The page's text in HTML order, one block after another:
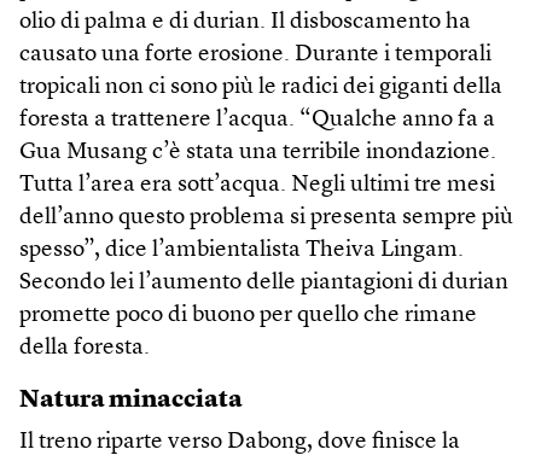
olio di palma e di durian. Il disboscamento ha
causato una forte erosione. Durante i temporali
tropicali non ci sono più le radici dei giganti della
foresta a trattenere l’acqua. “Qualche anno fa a
Gua Musang c’è stata una terribile inondazione.
Tutta l’area era sott’acqua. Negli ultimi tre mesi
dell’anno questo problema si presenta sempre più
spesso”, dice l’ambientalista Theiva Lingam.
Secondo lei l’aumento delle piantagioni di durian
promette poco di buono per quello che rimane
della foresta.
Natura minacciata
Il treno riparte verso Dabong, dove finisce la